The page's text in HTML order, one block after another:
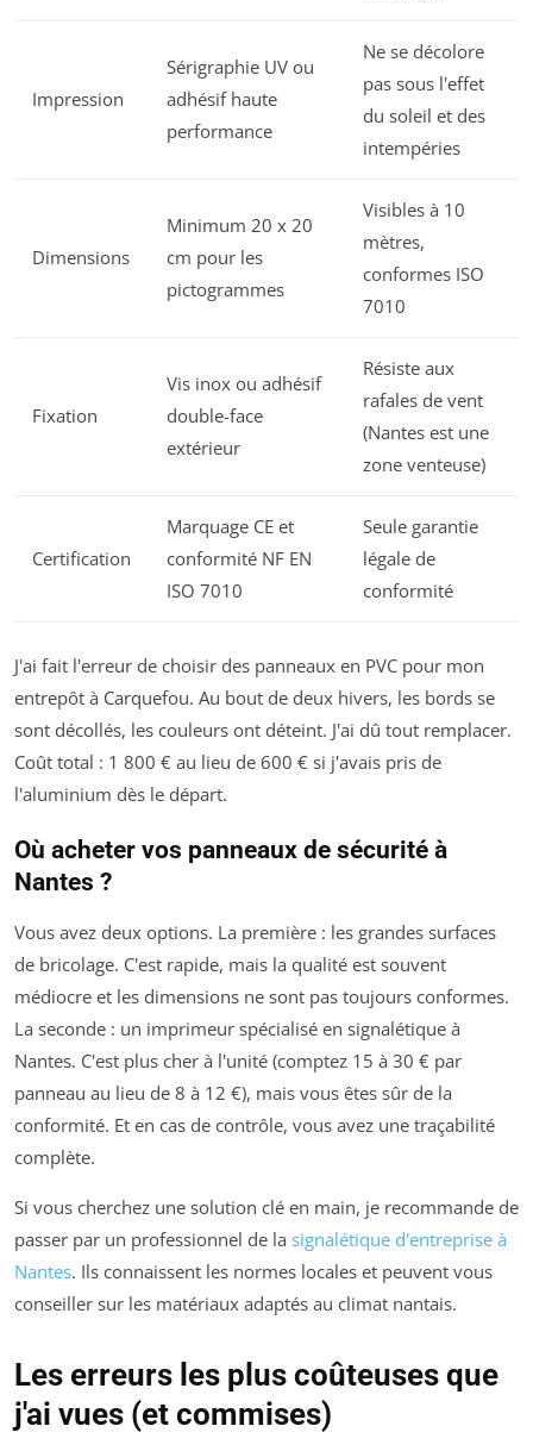
Impression
Sérigraphie UV ou
adhésif haute
performance
Ne se décolore
pas sous l'effet
du soleil et des
intempéries
Dimensions
Minimum 20 x 20
cm pour les
pictogrammes
Visibles à 10
mètres,
conformes ISO
7010
Fixation
Vis inox ou adhésif
double-face
extérieur
Résiste aux
rafales de vent
(Nantes est une
zone venteuse)
Certification
Marquage CE et
conformité NF EN
ISO 7010
Seule garantie
légale de
conformité
J'ai fait l'erreur de choisir des panneaux en PVC pour mon
entrepôt à Carquefou. Au bout de deux hivers, les bords se
sont décollés, les couleurs ont déteint. J'ai dû tout remplacer.
Coût total : 1 800 € au lieu de 600 € si j'avais pris de
l'aluminium dès le départ.
Où acheter vos panneaux de sécurité à
Nantes ?
Vous avez deux options. La première : les grandes surfaces
de bricolage. C'est rapide, mais la qualité est souvent
médiocre et les dimensions ne sont pas toujours conformes.
La seconde : un imprimeur spécialisé en signalétique à
Nantes. C'est plus cher à l'unité (comptez 15 à 30 € par
panneau au lieu de 8 à 12 €), mais vous êtes sûr de la
conformité. Et en cas de contrôle, vous avez une traçabilité
complète.
Si vous cherchez une solution clé en main, je recommande de
passer par un professionnel de la signalétique d'entreprise à
Nantes. Ils connaissent les normes locales et peuvent vous
conseiller sur les matériaux adaptés au climat nantais.
Les erreurs les plus coûteuses que
j'ai vues (et commises)